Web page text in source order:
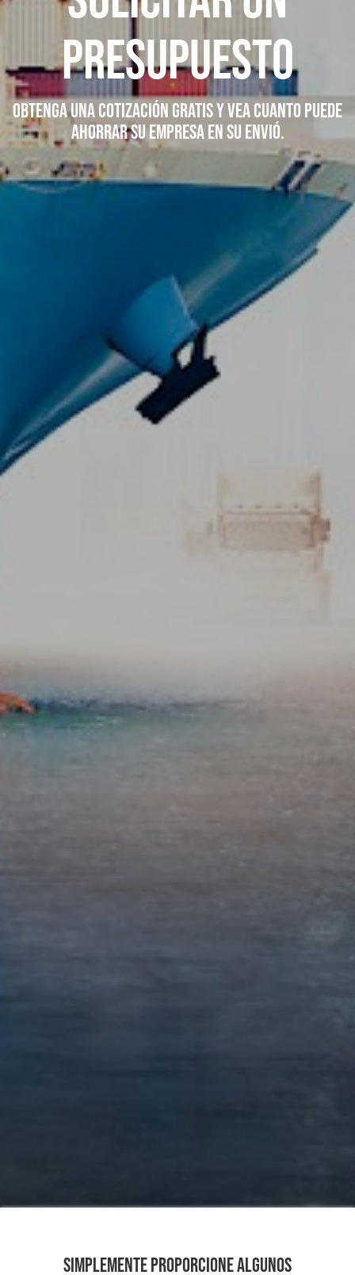
Presupuesto
Obtenga una cotización gratis y vea cuanto puede
ahorrar su empresa en su envió.
Simplemente proporcione algunos